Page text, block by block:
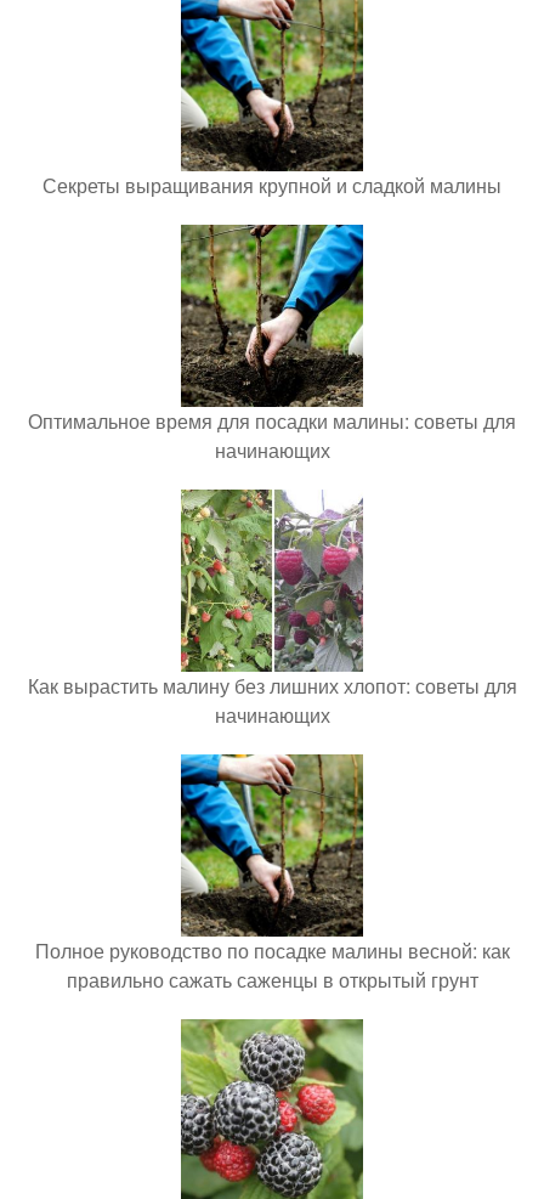
Секреты выращивания крупной и сладкой малины
Оптимальное время для посадки малины: советы для
начинающих
Как вырастить малину без лишних хлопот: советы для
начинающих
Полное руководство по посадке малины весной: как
правильно сажать саженцы в открытый грунт